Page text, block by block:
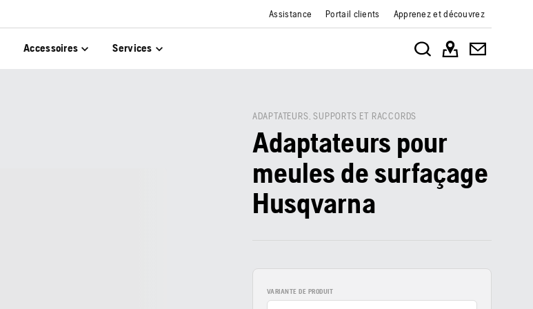
Assistance Portail clients Apprenez et découvrez
Accessoires Services
ADAPTATEURS, SUPPORTS ET RACCORDS
Adaptateurs pour
meules de surfaçage
Husqvarna
VARIANTE DE PRODUIT